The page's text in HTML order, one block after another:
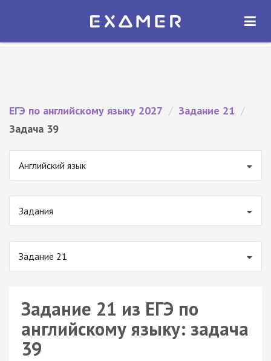
Экзамер — ЕГЭ 2027
ОТКРЫТЬ
ЕГЭ по английскому языку 2027 / Задание 21 /
Задача 39
Английский язык
Задания
Задание 21
Задание 21 из ЕГЭ по
английскому языку: задача
39